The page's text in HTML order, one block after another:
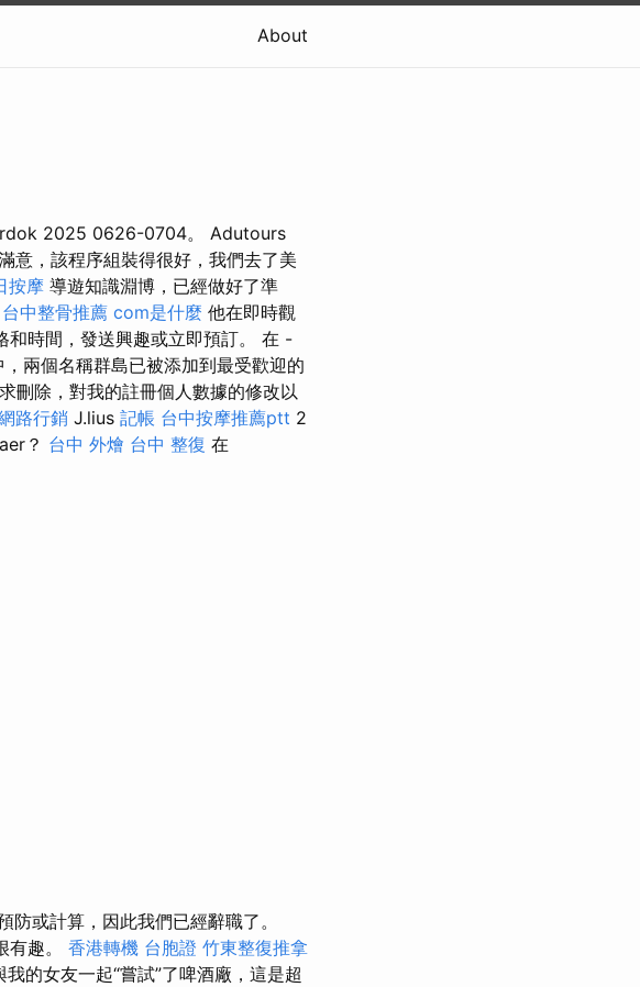
About
2025 0626-0704。 Adutours
意，該程序組裝得很好，我們去了美
按摩 導遊知識淵博，已經做好了準
台中整骨推薦 com是什麼 他在即時觀
和時間，發送興趣或立即預訂。 在 -
兩個名稱群島已被添加到最受歡迎的
刪除，對我的註冊個人數據的修改以
路行銷 J.lius 記帳 台中按摩推薦ptt 2
？ 台中 外燴 台中 整復 在
防或計算，因此我們已經辭職了。
有趣。 香港轉機 台胞證 竹東整復推拿
我的女友一起“嘗試”了啤酒廠，這是超